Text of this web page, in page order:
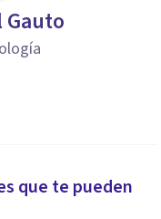
Gauto
que te pueden